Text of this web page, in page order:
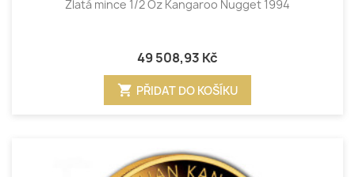
Zlatá mince 1/2 Oz Kangaroo Nugget 1994
49 508,93 Kč
shopping_cart PŘIDAT DO KOŠÍKU